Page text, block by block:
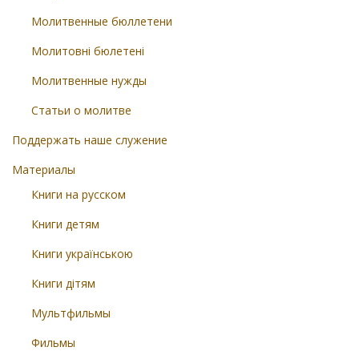
Молитвенные бюллетени
Молитовні бюлетені
Молитвенные нужды
Статьи о молитве
Поддержать наше служение
Материалы
Книги на русском
Книги детям
Книги українською
Книги дітям
Мультфильмы
Фильмы